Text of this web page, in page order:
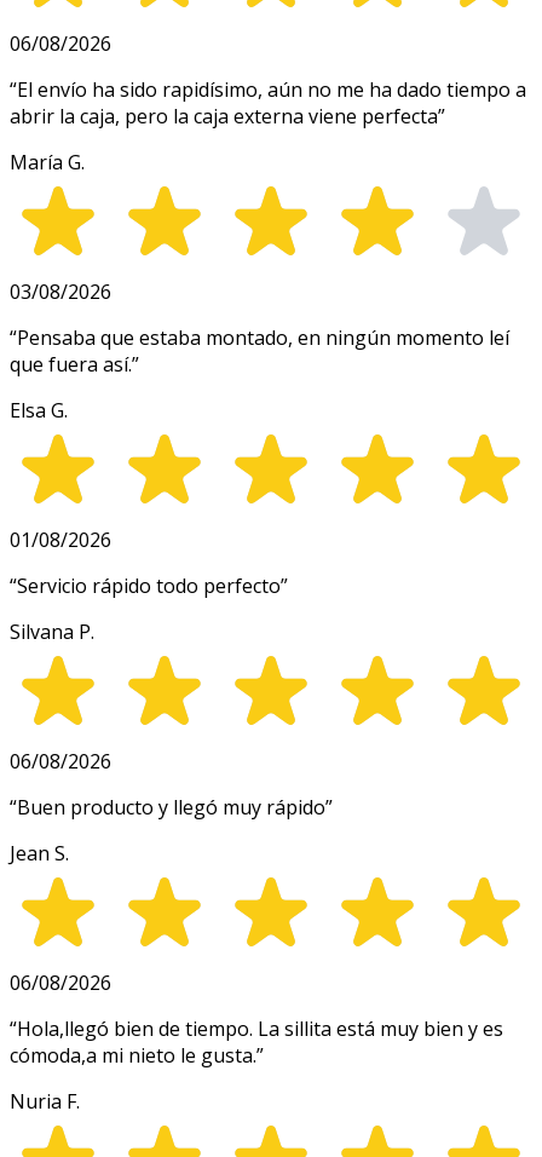
06/08/2026
“El envío ha sido rapidísimo, aún no me ha dado tiempo a
abrir la caja, pero la caja externa viene perfecta”
María G.
03/08/2026
“Pensaba que estaba montado, en ningún momento leí
que fuera así.”
Elsa G.
01/08/2026
“Servicio rápido todo perfecto”
Silvana P.
06/08/2026
“Buen producto y llegó muy rápido”
Jean S.
06/08/2026
“Hola,llegó bien de tiempo. La sillita está muy bien y es
cómoda,a mi nieto le gusta.”
Nuria F.